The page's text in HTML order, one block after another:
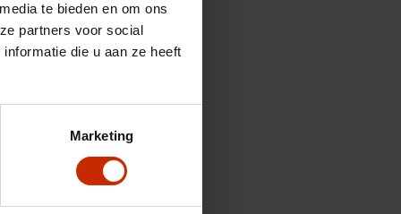
te bieden en om ons
partners voor social
die u aan ze heeft
Marketing